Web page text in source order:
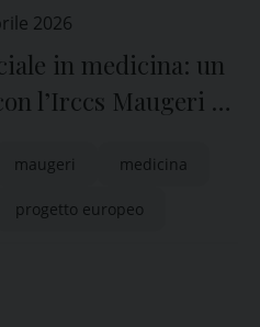
2026
in medicina: un
l’Irccs Maugeri di
maugeri medicina
progetto europeo